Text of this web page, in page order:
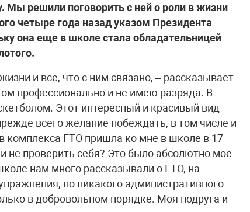
Мы решили поговорить с ней о роли в жизни
четыре года назад указом Президента
она еще в школе стала обладательницей
и все, что с ним связано, – рассказывает
профессионально и не имею разряда. В
Этот интересный и красивый вид
всего желание побеждать, в том числе и
комплекса ГТО пришла ко мне в школе в 17
не проверить себя? Это было абсолютно мое
нам много рассказывали о ГТО, на
но никакого административного
в добровольном порядке. Моя подруга и